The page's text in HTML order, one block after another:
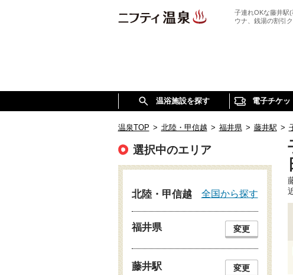
子連れOKな藤井駅
ウナ、銭湯の割引
温浴施設を探す 電子チケ
温泉TOP > 北陸・甲信越 > 福井県 > 藤井駅 >
選択中のエリア
北陸・甲信越 全国から探す
福井県 変更
藤井駅 変更